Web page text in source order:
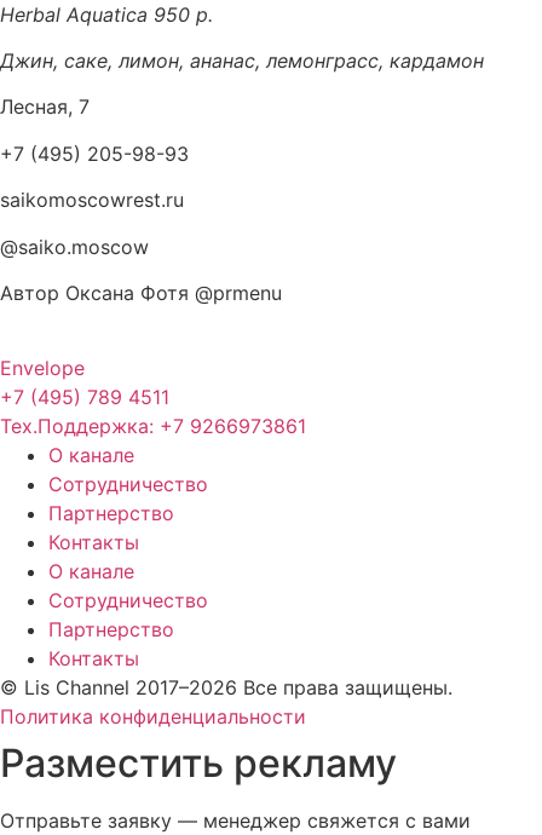
Herbal Aquatica 950 р.
Джин, саке, лимон, ананас, лемонграсс, кардамон
Лесная, 7
+7 (495) 205-98-93
saikomoscowrest.ru
@saiko.moscow
Автор Оксана Фотя @prmenu
Envelope
+7 (495) 789 4511
Тех.Поддержка: +7 9266973861
О канале
Сотрудничество
Партнерство
Контакты
О канале
Сотрудничество
Партнерство
Контакты
© Lis Channel 2017–2026 Все права защищены.
Политика конфиденциальности
Разместить рекламу
Отправьте заявку — менеджер свяжется с вами